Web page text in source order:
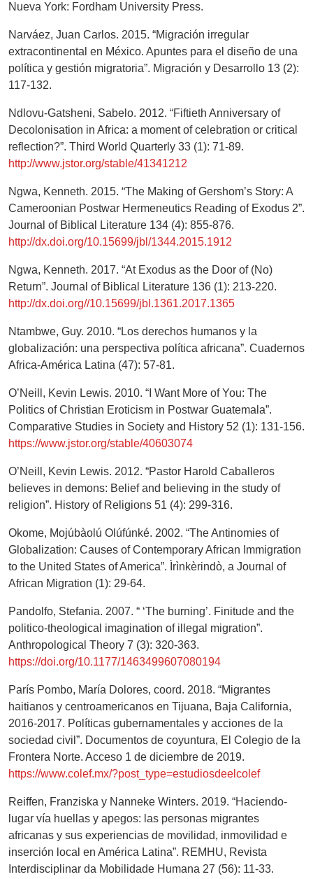
Nueva York: Fordham University Press.
Narváez, Juan Carlos. 2015. “Migración irregular
extracontinental en México. Apuntes para el diseño de una
política y gestión migratoria”. Migración y Desarrollo 13 (2):
117-132.
Ndlovu-Gatsheni, Sabelo. 2012. “Fiftieth Anniversary of
Decolonisation in Africa: a moment of celebration or critical
reflection?”. Third World Quarterly 33 (1): 71-89.
http://www.jstor.org/stable/41341212
Ngwa, Kenneth. 2015. “The Making of Gershom’s Story: A
Cameroonian Postwar Hermeneutics Reading of Exodus 2”.
Journal of Biblical Literature 134 (4): 855-876.
http://dx.doi.org/10.15699/jbl/1344.2015.1912
Ngwa, Kenneth. 2017. “At Exodus as the Door of (No)
Return”. Journal of Biblical Literature 136 (1): 213-220.
http://dx.doi.org//10.15699/jbl.1361.2017.1365
Ntambwe, Guy. 2010. “Los derechos humanos y la
globalización: una perspectiva política africana”. Cuadernos
Africa-América Latina (47): 57-81.
O’Neill, Kevin Lewis. 2010. “I Want More of You: The
Politics of Christian Eroticism in Postwar Guatemala”.
Comparative Studies in Society and History 52 (1): 131-156.
https://www.jstor.org/stable/40603074
O’Neill, Kevin Lewis. 2012. “Pastor Harold Caballeros
believes in demons: Belief and believing in the study of
religion”. History of Religions 51 (4): 299-316.
Okome, Mojúbàolú Olúfúnké. 2002. “The Antinomies of
Globalization: Causes of Contemporary African Immigration
to the United States of America”. Ìrìnkèrindò, a Journal of
African Migration (1): 29-64.
Pandolfo, Stefania. 2007. “ ‘The burning’. Finitude and the
politico-theological imagination of illegal migration”.
Anthropological Theory 7 (3): 320-363.
https://doi.org/10.1177/1463499607080194
París Pombo, María Dolores, coord. 2018. “Migrantes
haitianos y centroamericanos en Tijuana, Baja California,
2016-2017. Políticas gubernamentales y acciones de la
sociedad civil”. Documentos de coyuntura, El Colegio de la
Frontera Norte. Acceso 1 de diciembre de 2019.
https://www.colef.mx/?post_type=estudiosdeelcolef
Reiffen, Franziska y Nanneke Winters. 2019. “Haciendo-
lugar vía huellas y apegos: las personas migrantes
africanas y sus experiencias de movilidad, inmovilidad e
inserción local en América Latina”. REMHU, Revista
Interdisciplinar da Mobilidade Humana 27 (56): 11-33.